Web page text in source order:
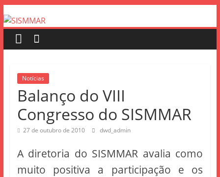
Notícias
Balanço do VIII
Congresso do SISMMAR
27 de outubro de 2010 dwd_admin
A diretoria do SISMMAR avalia como
muito positiva a participação e os